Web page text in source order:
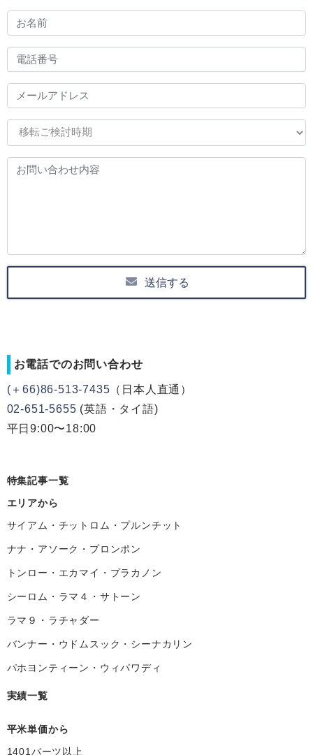
送信する
お電話でのお問い合わせ
(＋66)86-513-7435 （日本人直通）
02-651-5655 (英語・タイ語)
平日9:00〜18:00
特集記事一覧
エリアから
サイアム・チットロム・プルンチット
ナナ・アソーク・プロンポン
トンロー・エカマイ・プラカノン
シーロム・ラマ４・サトーン
ラマ９・ラチャダー
バンナー・ウドムスック・シーナカリン
パホヨンティーン・ウィパワディ
実績一覧
平米単価から
1401バーツ以上